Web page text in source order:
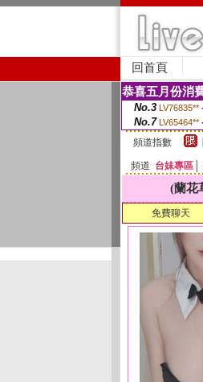
回首頁
恭喜五月份消
No.3 LV76835**
No.7 LV65464**
頻道指數
頻道 台妹專區
(蘭花
免費聊天